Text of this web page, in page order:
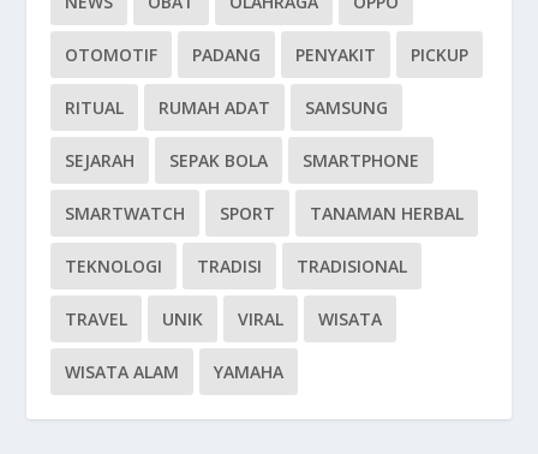
OTOMOTIF PADANG PENYAKIT PICKUP
RITUAL RUMAH ADAT SAMSUNG
SEJARAH SEPAK BOLA SMARTPHONE
SMARTWATCH SPORT TANAMAN HERBAL
TEKNOLOGI TRADISI TRADISIONAL
TRAVEL UNIK VIRAL WISATA
WISATA ALAM YAMAHA